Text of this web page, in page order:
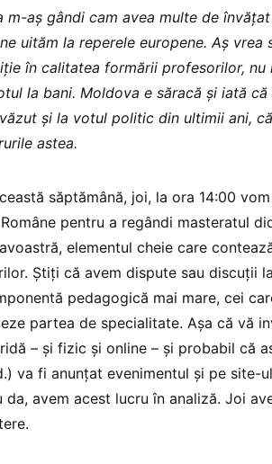
m-aș gândi cam avea multe de
uităm la reperele europene. Aș
în calitatea formării profesorilor, nu
la bani. Moldova e săracă și iată
și la votul politic din ultimii ani,
astea.
săptămână, joi, la ora 14:00
pentru a regândi masteratul
elementul cheie care
Știți că avem dispute sau discuții
pedagogică mai mare, cei
partea de specialitate. Așa că vă
– și fizic și online – și probabil că
va fi anunțat evenimentul și pe site-
da, avem acest lucru în analiză. Joi